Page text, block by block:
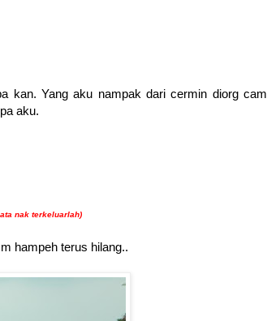
kan. Yang aku nampak dari cermin diorg cam
aku.
nak terkeluarlah)
hampeh terus hilang..